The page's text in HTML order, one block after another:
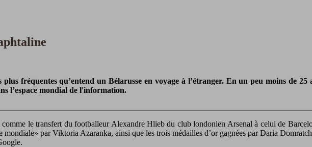
plus fréquentes qu’entend un Bélarusse en voyage à l’étranger. En un peu moins de 25
l’espace mondial de l'information.
comme le transfert du footballeur Alexandre Hlieb du club londonien Arsenal à celui de
par Viktoria Azaranka, ainsi que les trois médailles d’or gagnées par Daria